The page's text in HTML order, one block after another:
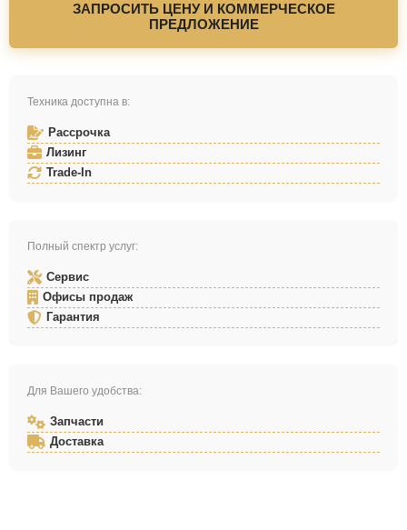
ЗАПРОСИТЬ ЦЕНУ И КОММЕРЧЕСКОЕ
ПРЕДЛОЖЕНИЕ
Техника доступна в:
Рассрочка
Лизинг
Trade-In
Полный спектр услуг:
Сервис
Офисы продаж
Гарантия
Для Вашего удобства:
Запчасти
Доставка